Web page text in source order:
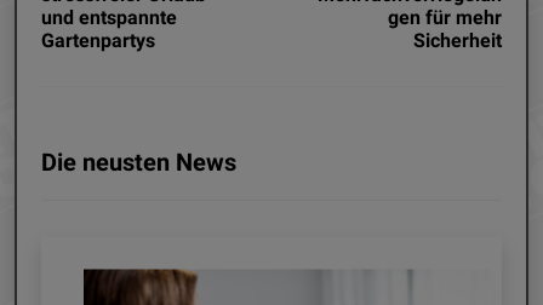
und entspannte
Gartenpartys
gen für mehr
Sicherheit
Die neusten News